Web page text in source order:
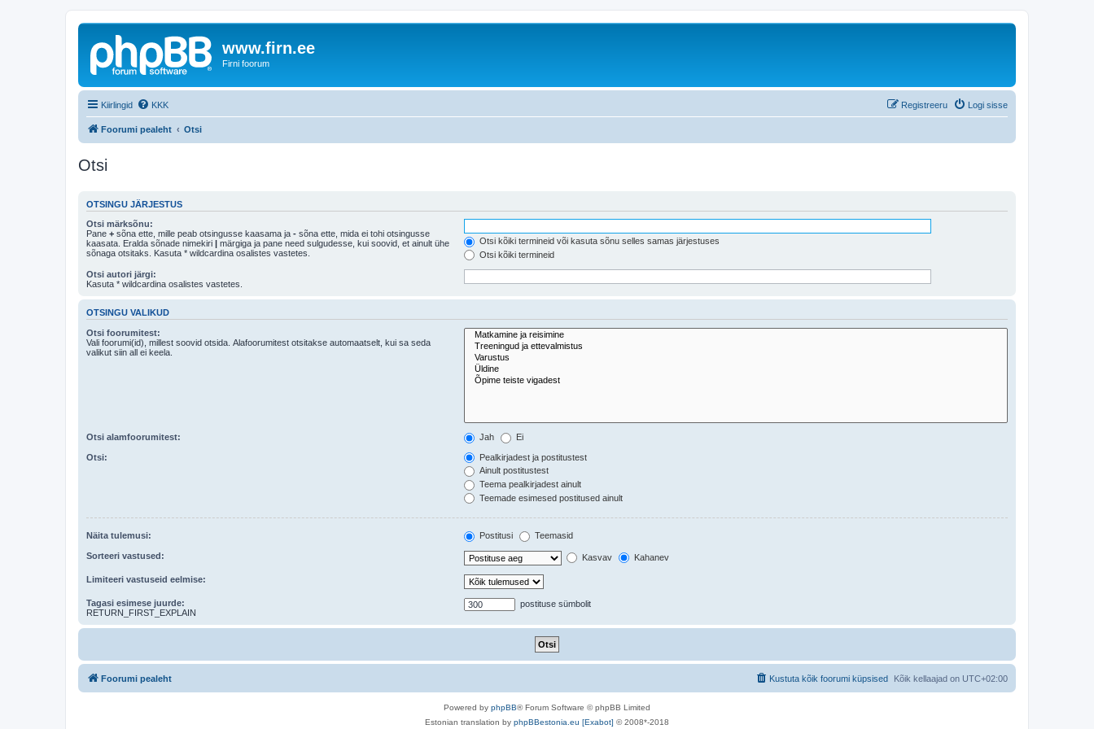
www.firn.ee
Firni foorum
Kiirlingid KKK Logi sisse
Registreeru
Foorumi pealeht Otsi
Otsi
OTSINGU JÄRJESTUS
Otsi märksõnu:
Pane + sõna ette, mille peab otsingusse kaasama ja - sõna ette, mida ei tohi otsingusse
kaasata. Eralda sõnade nimekiri | märgiga ja pane need sulgudesse, kui soovid, et ainult ühe
sõnaga otsitaks. Kasuta * wildcardina osalistes vastetes.
Otsi kõiki termineid või kasuta sõnu selles samas järjestuses
Otsi kõiki termineid
Otsi autori järgi:
Kasuta * wildcardina osalistes vastetes.
OTSINGU VALIKUD
Otsi foorumitest:
Vali foorumi(id), millest soovid otsida. Alafoorumitest otsitakse automaatselt, kui sa seda
valikut siin all ei keela.
Otsi alamfoorumitest: Jah Ei
Otsi:
Pealkirjadest ja postitustest
Ainult postitustest
Teema pealkirjadest ainult
Teemade esimesed postitused ainult
Näita tulemusi: Postitusi Teemasid
Sorteeri vastused: Kasvav Kahanev
Limiteeri vastuseid eelmise:
Tagasi esimese juurde:
RETURN_FIRST_EXPLAIN
postituse sümbolit
Foorumi pealeht Kõik kellaajad on UTC+02:00
Kustuta kõik foorumi küpsised
Powered by phpBB® Forum Software © phpBB Limited
Estonian translation by phpBBestonia.eu [Exabot] © 2008*-2018